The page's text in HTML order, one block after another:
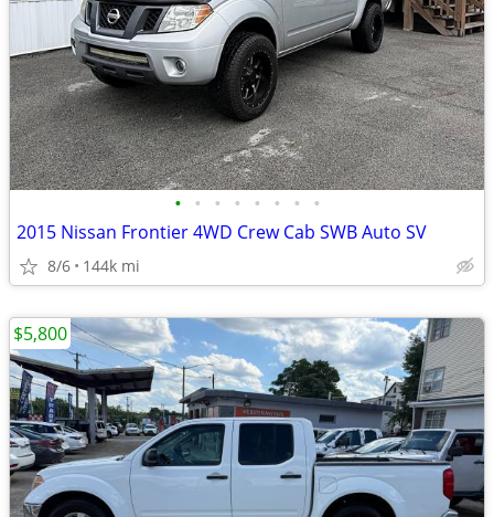
• • • • • • • •
2015 Nissan Frontier 4WD Crew Cab SWB Auto SV
8/6 144k mi
$5,800